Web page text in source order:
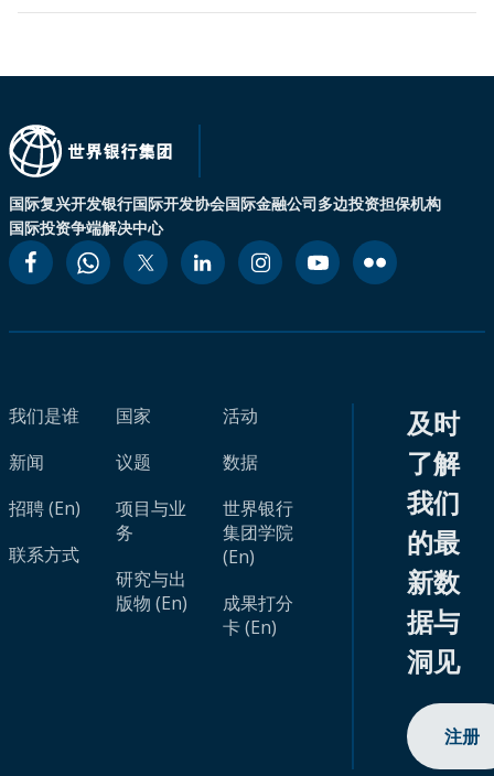
国际复兴开发银行国际开发协会国际金融公司多边投资担保机构
国际投资争端解决中心
我们是谁
新闻
招聘 (En)
联系方式
国家
议题
项目与业
务
研究与出
版物 (En)
活动
数据
世界银行
集团学院
(En)
成果打分
卡 (En)
及时
了解
我们
的最
新数
据与
洞见
注册